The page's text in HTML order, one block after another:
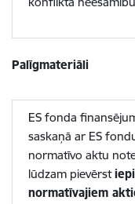
Palīgmateriāli
ES fonda
saskaņā ar ES
normatīvo aktu
lūdzam pievērst
normatīvajiem